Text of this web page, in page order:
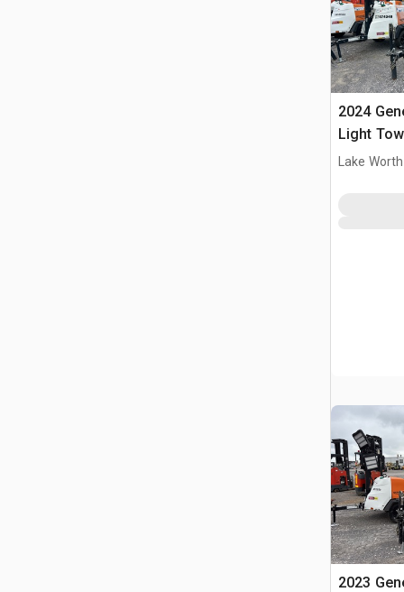
2024
Light
Lake
2023